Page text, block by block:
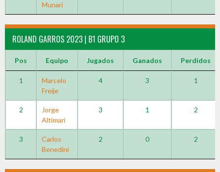
Munari
ROLAND GARROS 2023 | B1 GRUPO 3
Pos Equipo Jugados Ganados Perdidos
1
Marcelo
Freije
4 3 1
2
Jorge
Altimari
3 1 2
3
Carlos
Benedini
2 0 2